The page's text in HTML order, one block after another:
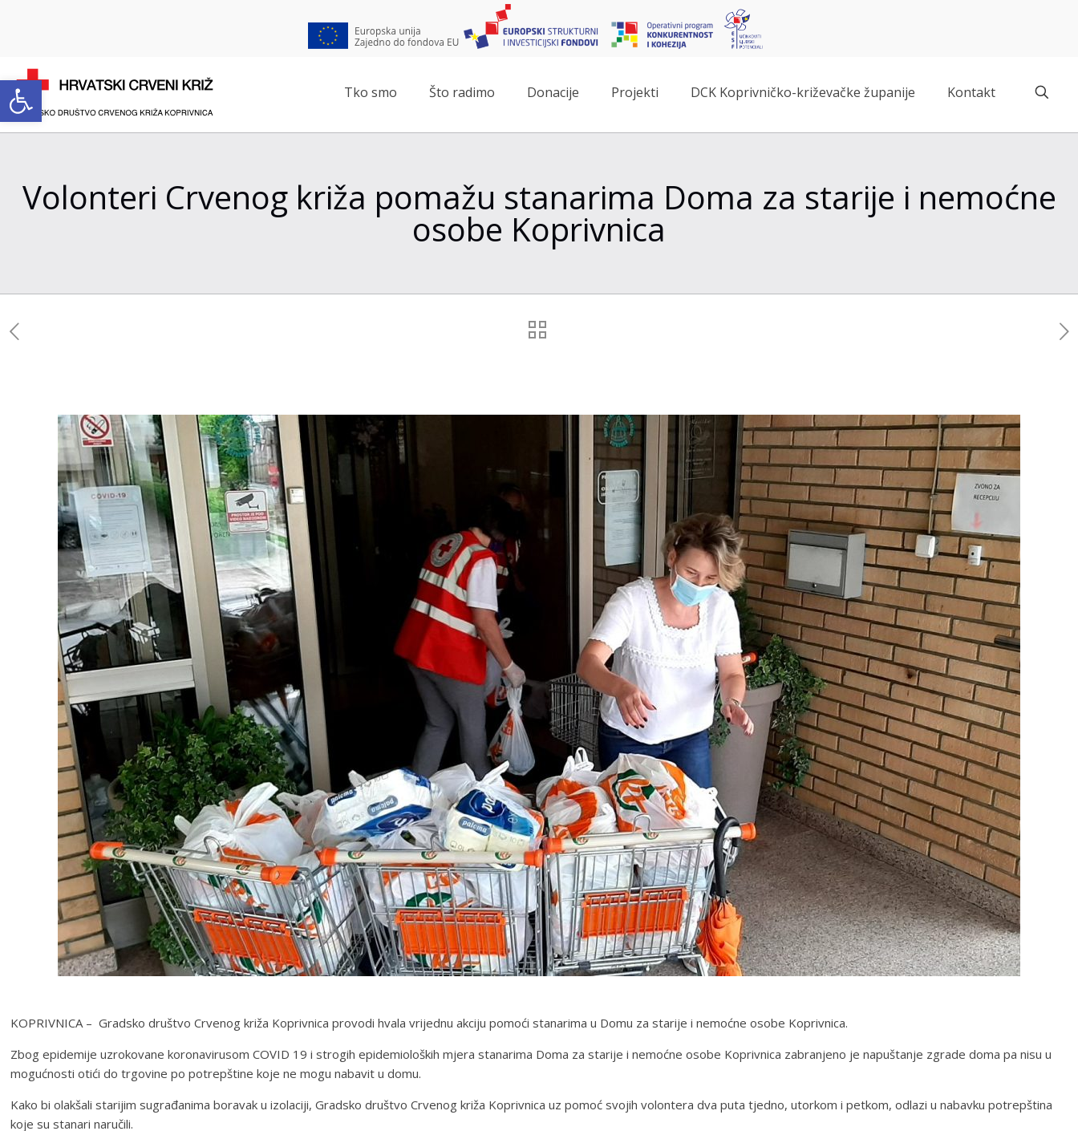
Open toolbar Tko smo Što radimo Donacije Projekti DCK Koprivničko-križevačke županije Kontakt
Volonteri Crvenog križa pomažu stanarima Doma za starije i nemoćne
osobe Koprivnica
KOPRIVNICA – Gradsko društvo Crvenog križa Koprivnica provodi hvala vrijednu akciju pomoći stanarima u Domu za starije i nemoćne osobe Koprivnica.
Zbog epidemije uzrokovane koronavirusom COVID 19 i strogih epidemioloških mjera stanarima Doma za starije i nemoćne osobe Koprivnica zabranjeno je napuštanje zgrade doma pa nisu u
mogućnosti otići do trgovine po potrepštine koje ne mogu nabavit u domu.
Kako bi olakšali starijim sugrađanima boravak u izolaciji, Gradsko društvo Crvenog križa Koprivnica uz pomoć svojih volontera dva puta tjedno, utorkom i petkom, odlazi u nabavku potrepština
koje su stanari naručili.